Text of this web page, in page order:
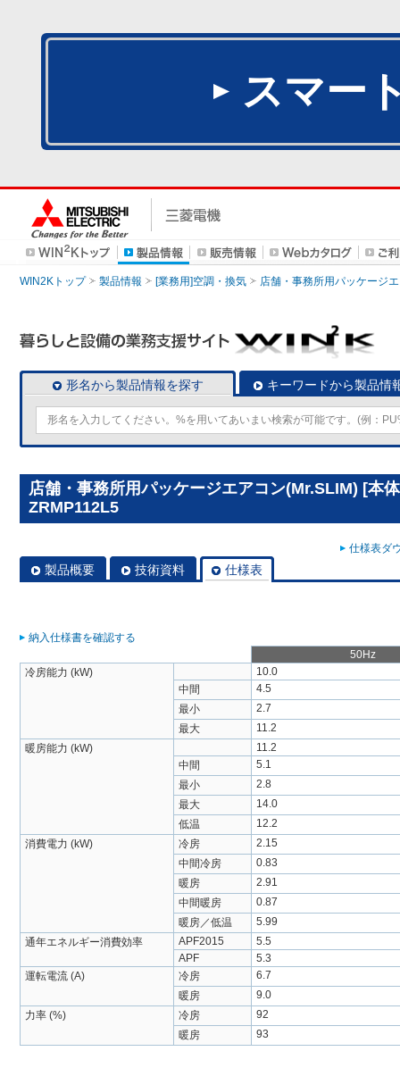
スマー
WIN2Kトップ 製品情報 [業務用]空調・換気 店舗・事務所用パッケージ
形名から製品情報を探す キーワードから製品情
店舗・事務所用パッケージエアコン(Mr.SLIM) [本
ZRMP112L5
仕様表ダ
製品概要 技術資料 仕様表
納入仕様書を確認する
50Hz
冷房能力 (kW)
10.0
中間
4.5
最小
2.7
最大
11.2
暖房能力 (kW)
11.2
中間
5.1
最小
2.8
最大
14.0
低温
12.2
消費電力 (kW)
冷房
2.15
中間冷房
0.83
暖房
2.91
中間暖房
0.87
暖房／低温
5.99
通年エネルギー消費効率
APF2015
5.5
APF
5.3
運転電流 (A)
冷房
6.7
暖房
9.0
力率 (%)
冷房
92
暖房
93